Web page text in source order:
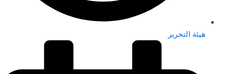
هيئة التحرير